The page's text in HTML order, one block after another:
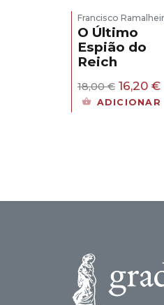
Francisco
O Último
Espião do
Reich
18,00€ O
preço
16,20 €O
ADICIONAR